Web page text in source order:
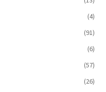
(4)
(91)
(6)
(57)
(26)